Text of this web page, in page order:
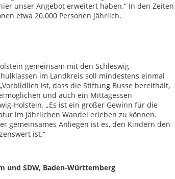
unser Angebot erweitert haben.“ In den Zeiten
etwa 20.000 Personen jährlich.
gemeinsam mit den Schleswig-
im Landkreis soll mindestens einmal
ist, dass die Stiftung Busse bereithält,
und auch ein Mittagessen
Holstein. „Es ist ein großer Gewinn für die
im jährlichen Wandel erleben zu können.
gemeinsames Anliegen ist es, den Kindern den
ist.“
und SDW, Baden-Württemberg